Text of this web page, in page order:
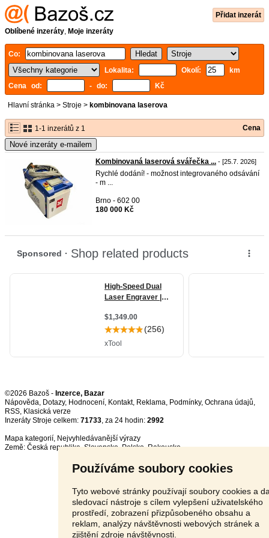
Používáme soubory cookies
Tyto webové stránky používají soubory cookies a
sledovací nástroje s cílem vylepšení uživatelského
prostředí, zobrazení přizpůsobeného obsahu a
reklam, analýzy návštěvnosti webových stránek a
zjištění zdroje návštěvnosti.
Přidat inzerát
Oblíbené inzeráty, Moje inzeráty
Co:
Lokalita:
Okolí:
km
Cena od:
- do: Kč
Hlavní stránka > Stroje > kombinovana laserova
1-1 inzerátů z 1 Cena
Nové inzeráty e-mailem
Kombinovaná laserová svářečka ... - [25.7. 2026]
Rychlé dodání! - možnost integrovaného odsávání
- m ...
Brno - 602 00
180 000 Kč
©2026 Bazoš - Inzerce, Bazar
Nápověda, Dotazy, Hodnocení, Kontakt, Reklama, Podmínky, Ochrana údajů,
RSS,
Inzeráty Stroje celkem: 71733, za 24 hodin: 2992
Mapa kategorií, Nejvyhledávanější výrazy
Země: Česká republika,Slovensko,Polsko,Rakousko